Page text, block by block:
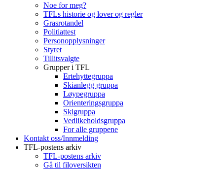
Noe for meg?
TFLs historie og lover og regler
Grasrotandel
Politiattest
Personopplysninger
Styret
Tillitsvalgte
Grupper i TFL
Ertehyttegruppa
Skianlegg gruppa
Løypegruppa
Orienteringsgruppa
Skigruppa
Vedlikeholdsgruppa
For alle gruppene
Kontakt oss/Innmelding
TFL-postens arkiv
TFL-postens arkiv
Gå til filoversikten